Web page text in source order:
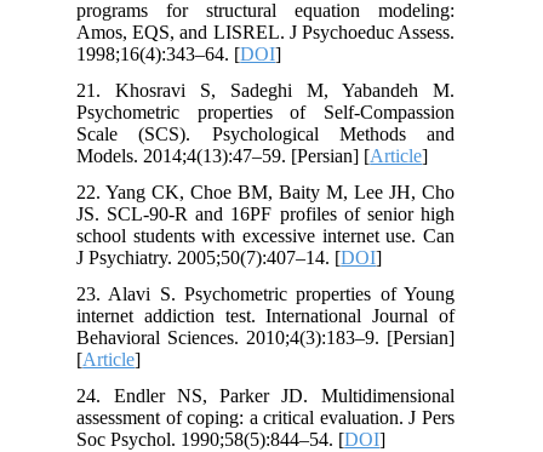
programs for structural equation modeling:
Amos, EQS, and LISREL. J Psychoeduc Assess.
1998;16(4):343–64. [DOI
21. Khosravi S, Sadeghi M, Yabandeh M.
Psychometric properties of Self-Compassion
Scale (SCS). Psychological Methods and
Models. 2014;4(13):47–59. [Persian] [Article
22. Yang CK, Choe BM, Baity M, Lee JH, Cho
JS. SCL-90-R and 16PF profiles of senior high
school students with excessive internet use. Can
J Psychiatry. 2005;50(7):407–14. [DOI
23. Alavi S. Psychometric properties of Young
internet addiction test. International Journal of
Behavioral Sciences. 2010;4(3):183–9. [Persian]
[Article
24. Endler NS, Parker JD. Multidimensional
assessment of coping: a critical evaluation. J Pers
Soc Psychol. 1990;58(5):844–54. [DOI